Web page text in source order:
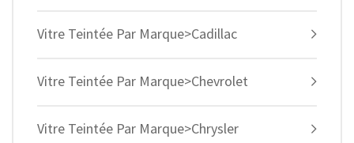
Vitre Teintée Par Marque>Cadillac
Vitre Teintée Par Marque>Chevrolet
Vitre Teintée Par Marque>Chrysler